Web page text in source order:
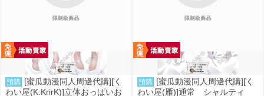
限制級商品
預購 [蜜瓜動漫同人周邊代購][く
わい屋(K.KrirK)]立体おっぱいお
限制級商品
預購 [蜜瓜動漫同人周邊代購][く
わい屋(雁)]通常 シャルティ